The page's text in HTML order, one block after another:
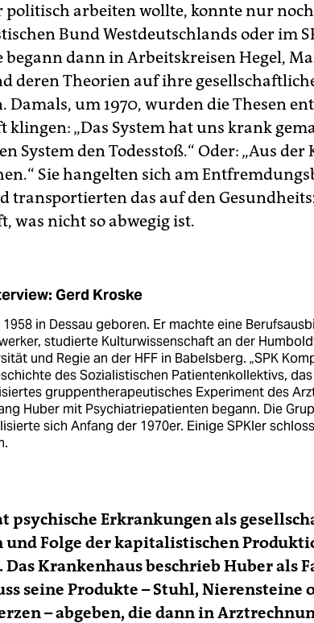
politisch arbeiten wollte, konnte nur
Bund Westdeutschlands oder im
begann dann in Arbeitskreisen Hegel,
deren Theorien auf ihre
Damals, um 1970, wurden die Thesen
klingen: „Das System hat uns krank
System den Todesstoß.“ Oder: „Aus
Sie hangelten sich am
transportierten das auf den
was nicht so abwegig ist.
Gerd Kroske
in Dessau geboren. Er machte eine
studierte Kulturwissenschaft an der
und Regie an der HFF in Babelsberg. „SPK
des Sozialistischen Patientenkollektivs,
gruppentherapeutisches Experiment des
Huber mit Psychiatriepatienten begann. Die
sich Anfang der 1970er. Einige SPKler
psychische Erkrankungen als
und Folge der kapitalistischen
Krankenhaus beschrieb Huber als
seine Produkte – Stuhl, Nierensteine
– abgeben, die dann in